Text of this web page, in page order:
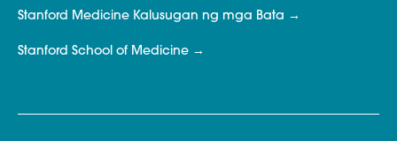
Stanford Medicine Kalusugan ng mga Bata
Stanford School of Medicine